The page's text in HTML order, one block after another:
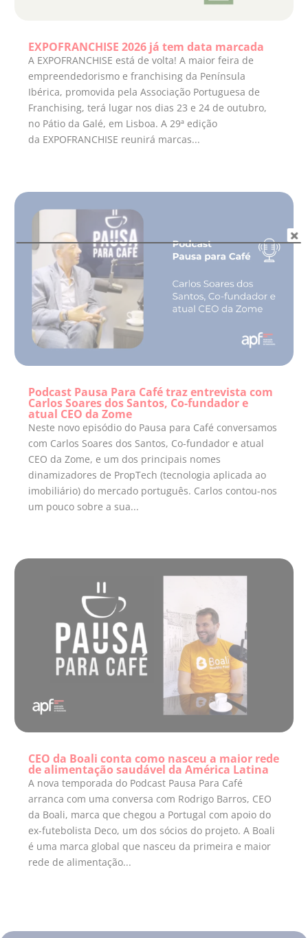
EXPOFRANCHISE 2026 já tem data marcada
A EXPOFRANCHISE está de volta! A maior feira de
empreendedorismo e franchising da Península
Ibérica, promovida pela Associação Portuguesa de
Franchising, terá lugar nos dias 23 e 24 de outubro,
no Pátio da Galé, em Lisboa. A 29ª edição
da EXPOFRANCHISE reunirá marcas...
Podcast Pausa Para Café traz entrevista com
Carlos Soares dos Santos, Co-fundador e
atual CEO da Zome
Neste novo episódio do Pausa para Café conversamos
com Carlos Soares dos Santos, Co-fundador e atual
CEO da Zome, e um dos principais nomes
dinamizadores de PropTech (tecnologia aplicada ao
imobiliário) do mercado português. Carlos contou-nos
um pouco sobre a sua...
CEO da Boali conta como nasceu a maior rede
de alimentação saudável da América Latina
A nova temporada do Podcast Pausa Para Café
arranca com uma conversa com Rodrigo Barros, CEO
da Boali, marca que chegou a Portugal com apoio do
ex-futebolista Deco, um dos sócios do projeto. A Boali
é uma marca global que nasceu da primeira e maior
rede de alimentação...